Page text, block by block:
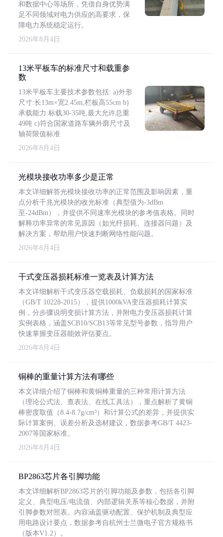
和数据中心等场所，凭借自身优势满
足不同领域对电力供应的高要求，保
障电力系统稳定运行。
2026年8月4日
13米平板车的标准尺寸和载重参
数
13米平板车主要技术参数包括: a)外形
尺寸:长13m×宽2.45m,栏板高55cm b)
承载能力:标载30-35吨,最大允许总重
49吨 c)符合国家道路车辆外廓尺寸及
轴荷限值标准
2026年8月4日
光模块接收功率多少是正常
本文详细解答光模块接收功率的正常范围及影响因素，重
点分析千兆光模块的收光标准（典型值为-3dBm
至-24dBm），并提供不同速率光模块的参考值表格。同时
解释功率异常的常见原因（如光纤损耗、连接器问题）及
解决方案，帮助用户快速判断网络性能问题。
2026年8月4日
干式变压器损耗标准一览表及计算方法
本文详细解析干式变压器空载损耗、负载损耗的国家标准
（GB/T 10228-2015），提供1000kVA变压器损耗计算实
例，分步骤说明变损计算方法，并附电力变压器损耗计算
实例表格，涵盖SCB10/SCB13等常见型号参数，指导用户
快速掌握变压器能效评估要点。
2026年8月4日
铜棒的重量计算方法有哪些
本文详细介绍了铜棒和黄铜棒重量的三种常用计算方法
（理论公式法、查表法、在线工具法），重点解析了黄铜
棒密度取值（8.4-8.7g/cm³）和计算公式的差异，并提供实
际计算案例、误差分析及选材建议，数据参考GB/T 4423-
2007等国家标准。
2026年8月4日
BP2863芯片各引脚功能
本文详细解析BP2863芯片的引脚功能及参数，包括各引脚
定义、典型电压/电流值、内部逻辑关系等核心数据，并附
引脚参数对照表。内容涵盖驱动配置、保护机制及典型应
用电路设计要点，数据参考自杭州士兰微电子官方规格书
（版本V1.2）。